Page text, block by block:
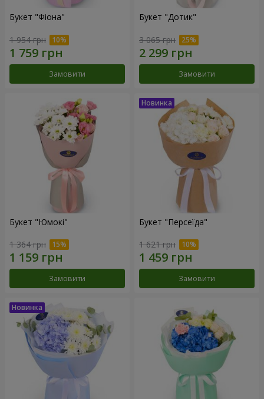
Букет "Фіона"
1 954 грн
Замовити
Букет "Дотик"
3 065 грн
Замовити
Букет "Юмокі"
1 364 грн
Замовити
Букет "Персеїда"
1 621 грн
Замовити